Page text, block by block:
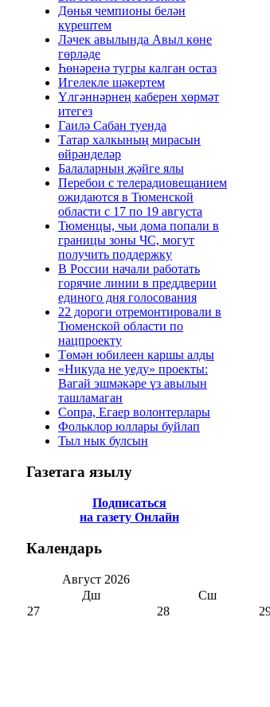
Дөнья чемпионы белән
күрештем
Ләчек авылында Авыл көне
гөрләде
Һөнәренә тугры калган остаз
Игелекле шәкертем
Үлгәннәрнең каберен хөрмәт
итегез
Гаилә Сабан туенда
Татар халкының мирасын
өйрәнделәр
Балаларның җәйге ялы
Перебои с телерадиовещанием
ожидаются в Тюменской
области с 17 по 19 августа
Тюменцы, чьи дома попали в
границы зоны ЧС, могут
получить поддержку
В России начали работать
горячие линии в преддверии
единого дня голосования
22 дороги отремонтировали в
Тюменской области по
нацпроекту
Төмән юбилеен каршы алды
«Никуда не уеду» проекты:
Вагай эшмәкәре үз авылын
ташламаган
Сопра, Егаер волонтерлары
Фольклор юллары буйлап
Тыл нык булсын
Газетага язылу
Подписаться
на газету Онлайн
Календарь
Август 2026
Дш
Сш
27
28